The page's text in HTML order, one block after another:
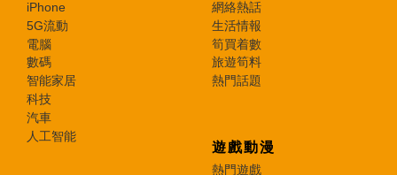
iPhone
5G流動
電腦
數碼
智能家居
科技
汽車
人工智能
網絡熱話
生活情報
筍買着數
旅遊筍料
熱門話題
遊戲動漫
熱門遊戲